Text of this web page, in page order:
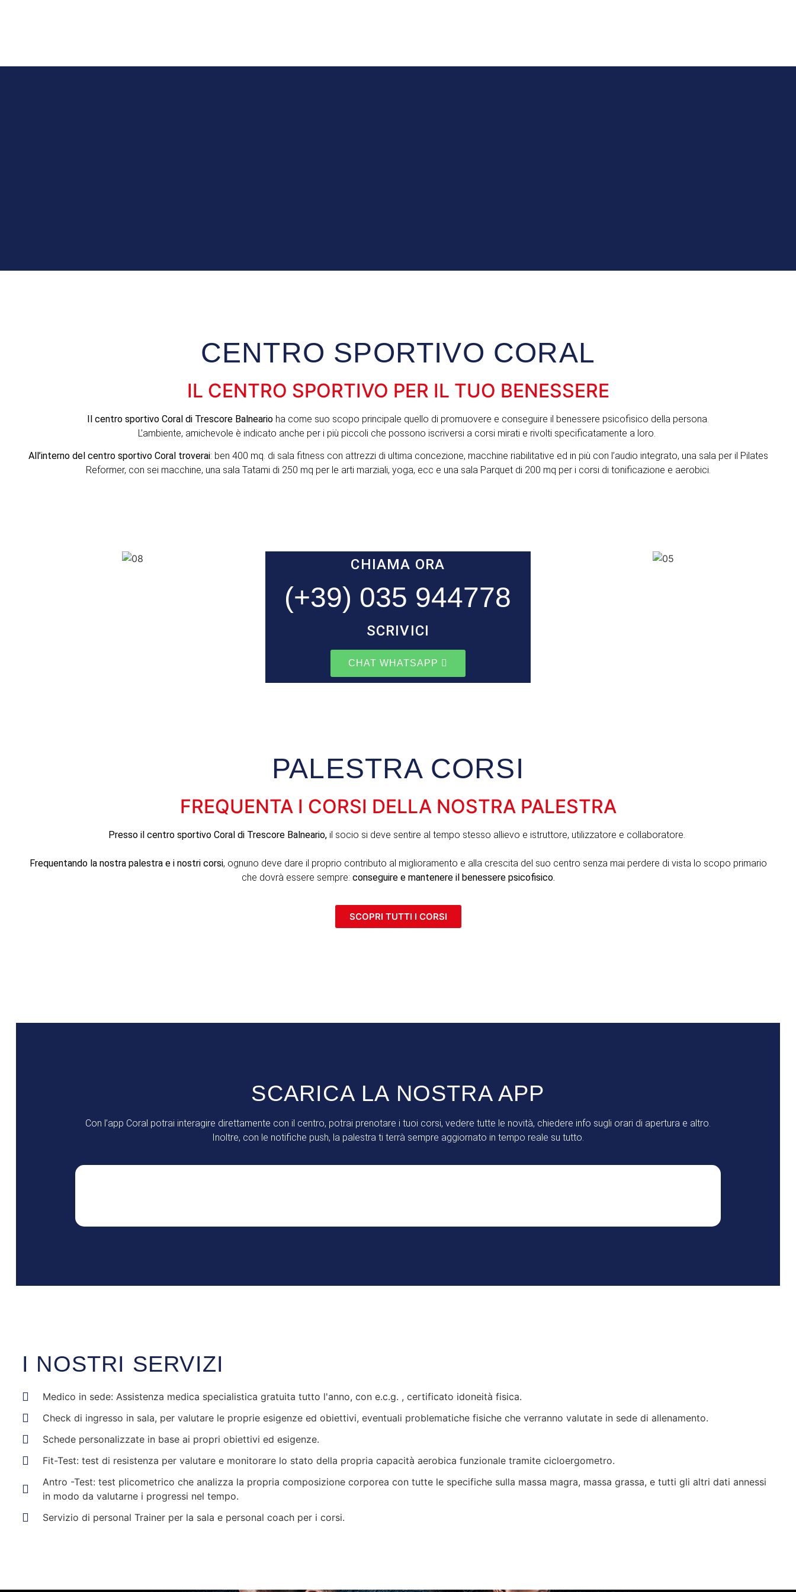
CENTRO SPORTIVO CORAL
IL CENTRO SPORTIVO PER IL TUO BENESSERE
Il centro sportivo Coral di Trescore Balneario ha come suo scopo principale quello di promuovere e conseguire il benessere psicofisico della persona.
L’ambiente, amichevole è indicato anche per i più piccoli che possono iscriversi a corsi mirati e rivolti specificatamente a loro.
All’interno del centro sportivo Coral troverai: ben 400 mq. di sala fitness con attrezzi di ultima concezione, macchine riabilitative ed in più con l’audio integrato, una sala per il Pilates
Reformer, con sei macchine, una sala Tatami di 250 mq per le arti marziali, yoga, ecc e una sala Parquet di 200 mq per i corsi di tonificazione e aerobici.
CHIAMA ORA
(+39) 035 944778
SCRIVICI
CHAT WHATSAPP
PALESTRA CORSI
FREQUENTA I CORSI DELLA NOSTRA PALESTRA
Presso il centro sportivo Coral di Trescore Balneario, il socio si deve sentire al tempo stesso allievo e istruttore, utilizzatore e collaboratore.
Frequentando la nostra palestra e i nostri corsi, ognuno deve dare il proprio contributo al miglioramento e alla crescita del suo centro senza mai perdere di vista lo scopo primario
che dovrà essere sempre: conseguire e mantenere il benessere psicofisico.
SCOPRI TUTTI I CORSI
SCARICA LA NOSTRA APP
Con l’app Coral potrai interagire direttamente con il centro, potrai prenotare i tuoi corsi, vedere tutte le novità, chiedere info sugli orari di apertura e altro.
Inoltre, con le notifiche push, la palestra ti terrà sempre aggiornato in tempo reale su tutto.
I NOSTRI SERVIZI
Medico in sede: Assistenza medica specialistica gratuita tutto l'anno, con e.c.g. , certificato idoneità fisica.
Check di ingresso in sala, per valutare le proprie esigenze ed obiettivi, eventuali problematiche fisiche che verranno valutate in sede di allenamento.
Schede personalizzate in base ai propri obiettivi ed esigenze.
Fit-Test: test di resistenza per valutare e monitorare lo stato della propria capacità aerobica funzionale tramite cicloergometro.
Antro -Test: test plicometrico che analizza la propria composizione corporea con tutte le specifiche sulla massa magra, massa grassa, e tutti gli altri dati annessi
in modo da valutarne i progressi nel tempo.
Servizio di personal Trainer per la sala e personal coach per i corsi.